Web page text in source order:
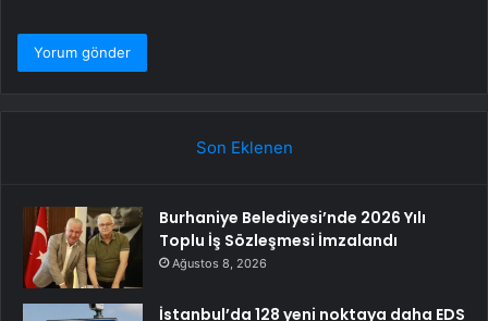
Son Eklenen
Burhaniye Belediyesi’nde 2026 Yılı
Toplu İş Sözleşmesi İmzalandı
Ağustos 8, 2026
İstanbul’da 128 yeni noktaya daha EDS